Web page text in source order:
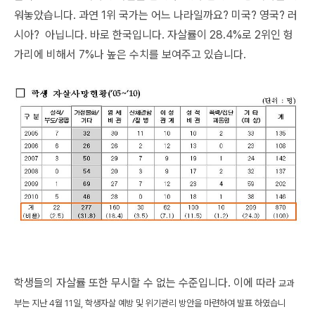
워놓았습니다. 과연 1위 국가는 어느 나라일까요? 미국? 영국? 러
시아? 아닙니다. 바로 한국입니다. 자살률이 28.4%로 2위인 헝
가리에 비해서 7%나 높은 수치를 보여주고 있습니다.
학생들의 자살률 또한 무시할 수 없는 수준입니다. 이에 따라 교과
부는 지난 4월 11일, 학생자살 예방 및 위기관리 방안을 마련하여 발표 하였습니